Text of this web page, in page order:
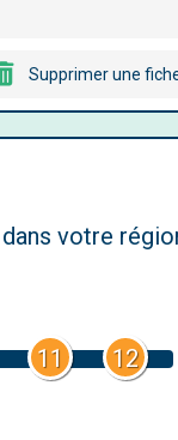
Supprimer une
dans votre
11 12